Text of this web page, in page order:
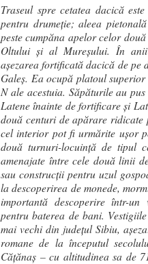
Traseul spre cetatea dacică
pentru drumeție; aleea
peste cumpăna apelor celor
Oltului și al Mureșului. În
așezarea fortificată dacică de
Galeș. Ea ocupă platoul
N ale acestuia. Săpăturile au
Latene înainte de fortificare și
două centuri de apărare
cel interior pot fi urmărite ușor
două turnuri-locuință de tipul
amenajate între cele două linii
sau construcții pentru uzul
la descoperirea de monede,
importantă descoperire într-
pentru baterea de bani.
mai vechi din județul Sibiu,
romane de la începutul
Cățănaș – cu altitudinea sa de